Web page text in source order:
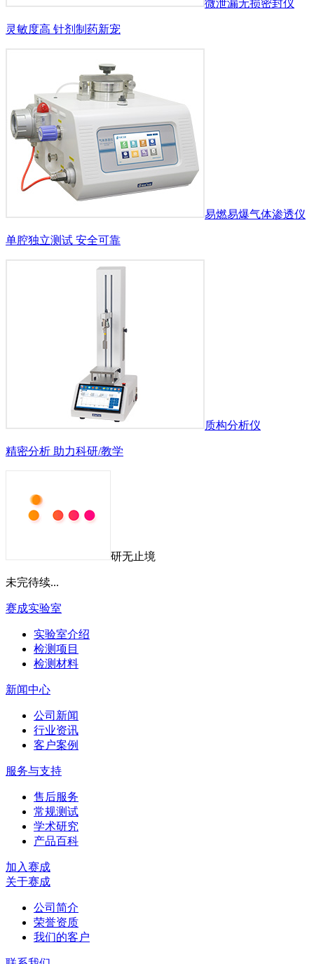
微泄漏无损密封仪
灵敏度高 针剂制药新宠
易燃易爆气体渗透仪
单腔独立测试 安全可靠
质构分析仪
精密分析 助力科研/教学
研无止境
未完待续...
赛成实验室
实验室介绍
检测项目
检测材料
新闻中心
公司新闻
行业资讯
客户案例
服务与支持
售后服务
常规测试
学术研究
产品百科
加入赛成
关于赛成
公司简介
荣誉资质
我们的客户